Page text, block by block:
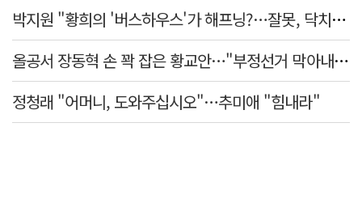
박지원 "황희의 '버스하우스'가 해프닝?…잘못, 닥치고 사과해야"
올공서 장동혁 손 꽉 잡은 황교안…"부정선거 막아내기 함께 하자"
정청래 "어머니, 도와주십시오"…추미애 "힘내라"